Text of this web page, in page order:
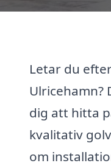
Letar du
Ulricehamn?
dig att hitta
kvalitativ
om